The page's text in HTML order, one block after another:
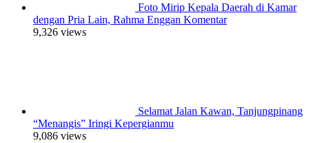
Foto Mirip Kepala Daerah di Kamar
dengan Pria Lain, Rahma Enggan Komentar
9,326 views
Selamat Jalan Kawan, Tanjungpinang
“Menangis” Iringi Kepergianmu
9,086 views